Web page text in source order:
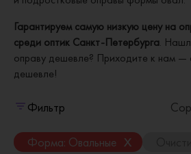
Гарантируем самую низкую цену на
среди оптик Санкт-Петербурга.
оправу дешевле? Приходите к нам
дешевле!
Фильтр
Форма: Овальные x